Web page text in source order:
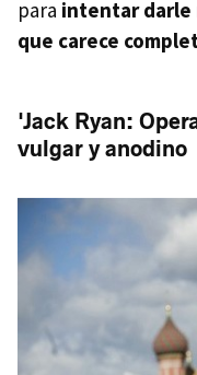
para intentar darle
que carece
'Jack Ryan:
vulgar y anodino